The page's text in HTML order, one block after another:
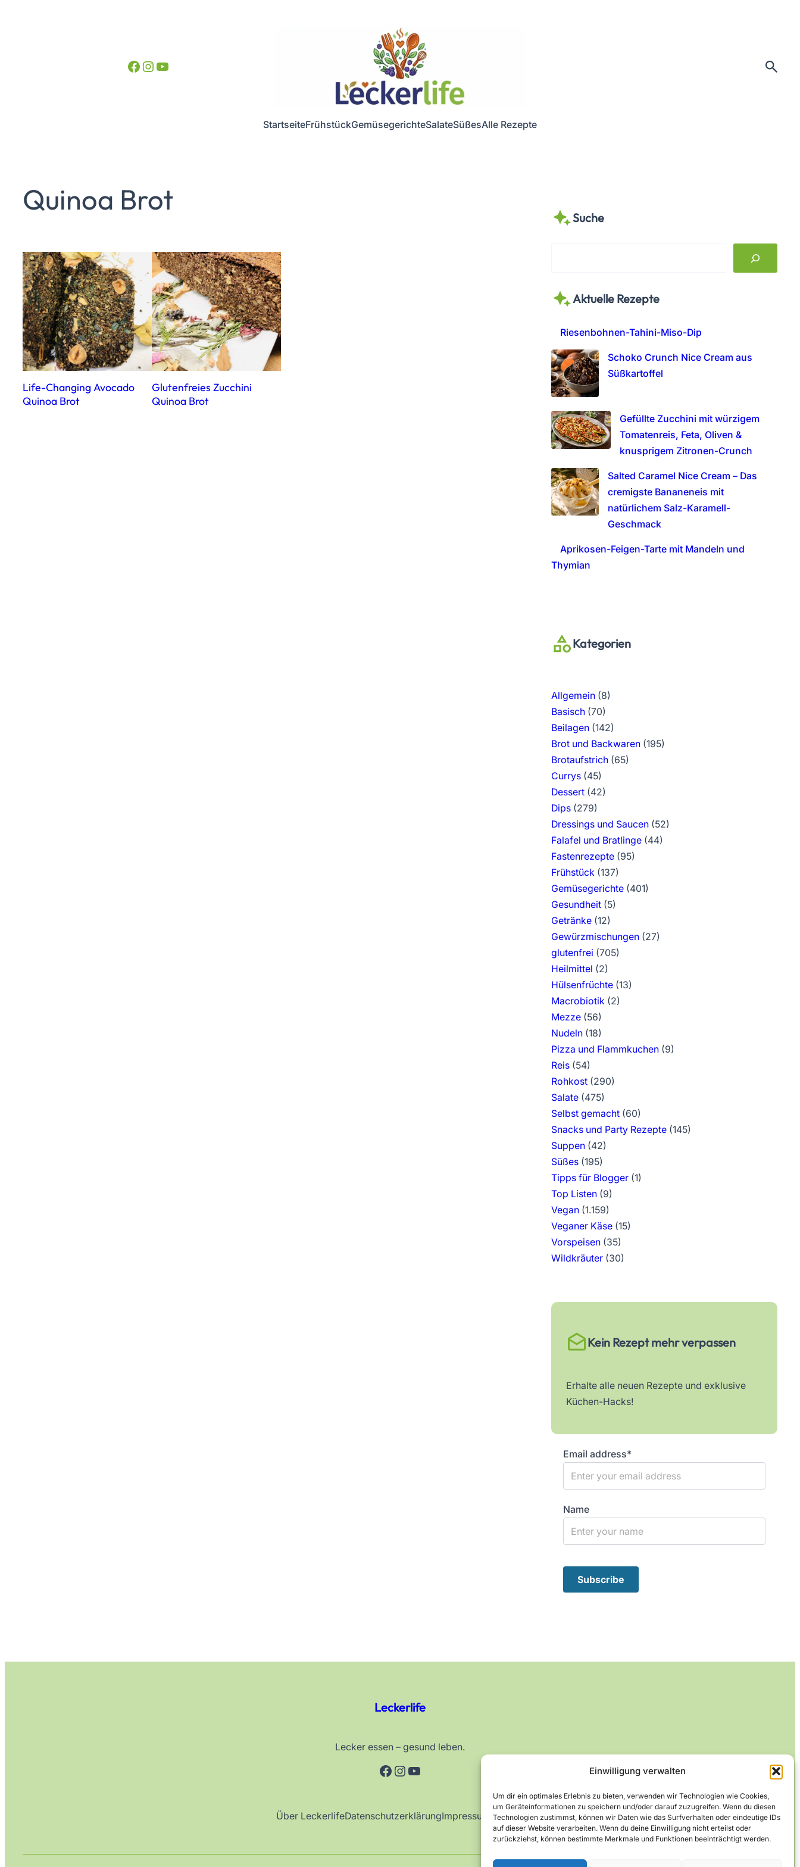
Einwilligung verwalten
Um dir ein optimales Erlebnis zu bieten, verwenden wir Technologien wie Cookies,
um Geräteinformationen zu speichern und/oder darauf zuzugreifen. Wenn du diesen
Technologien zustimmst, können wir Daten wie das Surfverhalten oder eindeutige IDs
auf dieser Website verarbeiten. Wenn du deine Einwilligung nicht erteilst oder
zurückziehst, können bestimmte Merkmale und Funktionen beeinträchtigt werden.
Facebook InstagramYouTube
StartseiteFrühstückGemüsegerichteSalateSüßesAlle Rezepte
Quinoa Brot
Life-Changing Avocado
Quinoa Brot
Glutenfreies Zucchini
Quinoa Brot
Suche
r
Aktuelle Rezepte
Riesenbohnen-Tahini-Miso-Dip
Schoko Crunch Nice Cream aus
Süßkartoffel
Gefüllte Zucchini mit würzigem
Tomatenreis, Feta, Oliven &
knusprigem Zitronen-Crunch
Salted Caramel Nice Cream – Das
cremigste Bananeneis mit
natürlichem Salz-Karamell-
Geschmack
Aprikosen-Feigen-Tarte mit Mandeln und
Thymian
Kategorien
Allgemein(8)
Basisch(70)
Beilagen(142)
Brot und Backwaren(195)
Brotaufstrich(65)
Currys(45)
Dessert(42)
Dips(279)
Dressings und Saucen(52)
Falafel und Bratlinge(44)
Fastenrezepte(95)
Frühstück (137)
Gemüsegerichte(401)
Gesundheit(5)
Getränke(12)
Gewürzmischungen(27)
glutenfrei (705)
Heilmittel (2)
Hülsenfrüchte(13)
Macrobiotik (2)
Mezze(56)
Nudeln(18)
Pizza und Flammkuchen(9)
Reis(54)
Rohkost(290)
Salate(475)
Selbst gemacht(60)
Snacks und Party Rezepte(145)
Suppen(42)
Süßes(195)
Tipps für Blogger(1)
Top Listen(9)
Vegan(1.159)
Veganer Käse(15)
Vorspeisen(35)
Wildkräuter(30)
Kein Rezept mehr verpassen
Erhalte alle neuen Rezepte und exklusive
Küchen-Hacks!
Email address*
Name
Leckerlife
Lecker essen – gesund leben.
Facebook
Instagram
YouTube
Über LeckerlifeDatenschutzerklärungImpressum Kontakt